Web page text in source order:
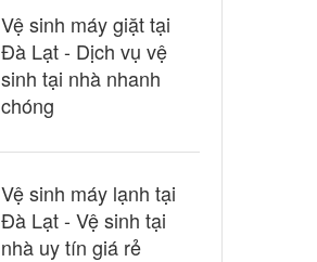
Vệ sinh máy giặt tại
Đà Lạt - Dịch vụ vệ
sinh tại nhà nhanh
chóng
Vệ sinh máy lạnh tại
Đà Lạt - Vệ sinh tại
nhà uy tín giá rẻ